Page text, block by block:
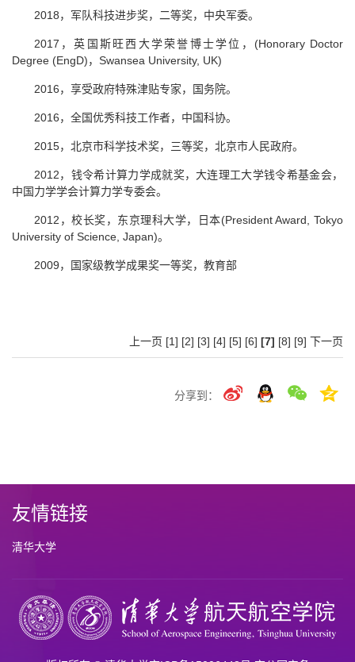
2018，军队科技进步奖，二等奖，中央军委。
2017，英国斯旺西大学荣誉博士学位，(Honorary Doctor
Degree (EngD)，Swansea University, UK)
2016，享受政府特殊津贴专家，国务院。
2016，全国优秀科技工作者，中国科协。
2015，北京市科学技术奖，三等奖，北京市人民政府。
2012，钱令希计算力学成就奖，大连理工大学钱令希基金会，
中国力学学会计算力学专委会。
2012，校长奖，东京理科大学，日本(President Award, Tokyo
University of Science, Japan)。
2009，国家级教学成果奖一等奖，教育部
上一页 [1] [2] [3] [4] [5] [6] [7] [8] [9] 下一页
分享到：
友情链接
清华大学